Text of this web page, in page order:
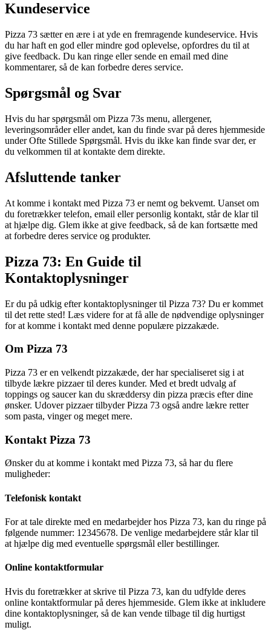
Kundeservice
Pizza 73 sætter en ære i at yde en fremragende kundeservice. Hvis
du har haft en god eller mindre god oplevelse, opfordres du til at
give feedback. Du kan ringe eller sende en email med dine
kommentarer, så de kan forbedre deres service.
Spørgsmål og Svar
Hvis du har spørgsmål om Pizza 73s menu, allergener,
leveringsområder eller andet, kan du finde svar på deres hjemmeside
under Ofte Stillede Spørgsmål. Hvis du ikke kan finde svar der, er
du velkommen til at kontakte dem direkte.
Afsluttende tanker
At komme i kontakt med Pizza 73 er nemt og bekvemt. Uanset om
du foretrækker telefon, email eller personlig kontakt, står de klar til
at hjælpe dig. Glem ikke at give feedback, så de kan fortsætte med
at forbedre deres service og produkter.
Pizza 73: En Guide til
Kontaktoplysninger
Er du på udkig efter kontaktoplysninger til Pizza 73? Du er kommet
til det rette sted! Læs videre for at få alle de nødvendige oplysninger
for at komme i kontakt med denne populære pizzakæde.
Om Pizza 73
Pizza 73 er en velkendt pizzakæde, der har specialiseret sig i at
tilbyde lækre pizzaer til deres kunder. Med et bredt udvalg af
toppings og saucer kan du skræddersy din pizza præcis efter dine
ønsker. Udover pizzaer tilbyder Pizza 73 også andre lækre retter
som pasta, vinger og meget mere.
Kontakt Pizza 73
Ønsker du at komme i kontakt med Pizza 73, så har du flere
muligheder:
Telefonisk kontakt
For at tale direkte med en medarbejder hos Pizza 73, kan du ringe på
følgende nummer: 12345678. De venlige medarbejdere står klar til
at hjælpe dig med eventuelle spørgsmål eller bestillinger.
Online kontaktformular
Hvis du foretrækker at skrive til Pizza 73, kan du udfylde deres
online kontaktformular på deres hjemmeside. Glem ikke at inkludere
dine kontaktoplysninger, så de kan vende tilbage til dig hurtigst
muligt.